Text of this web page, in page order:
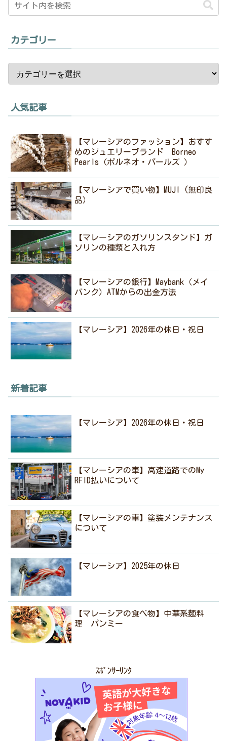
カテゴリー
人気記事
【マレーシアのファッション】おすす
めのジュエリーブランド Borneo
Pearls（ボルネオ・パールズ ）
【マレーシアで買い物】MUJI (無印良
品）
【マレーシアのガソリンスタンド】ガ
ソリンの種類と入れ方
【マレーシアの銀行】Maybank（メイ
バンク）ATMからの出金方法
【マレーシア】2026年の休日・祝日
新着記事
【マレーシア】2026年の休日・祝日
【マレーシアの車】高速道路でのMy
RFID払いについて
【マレーシアの車】塗装メンテナンス
について
【マレーシア】2025年の休日
【マレーシアの食べ物】中華系麺料
理 パンミー
ｽﾎﾟﾝｻｰﾘﾝｸ